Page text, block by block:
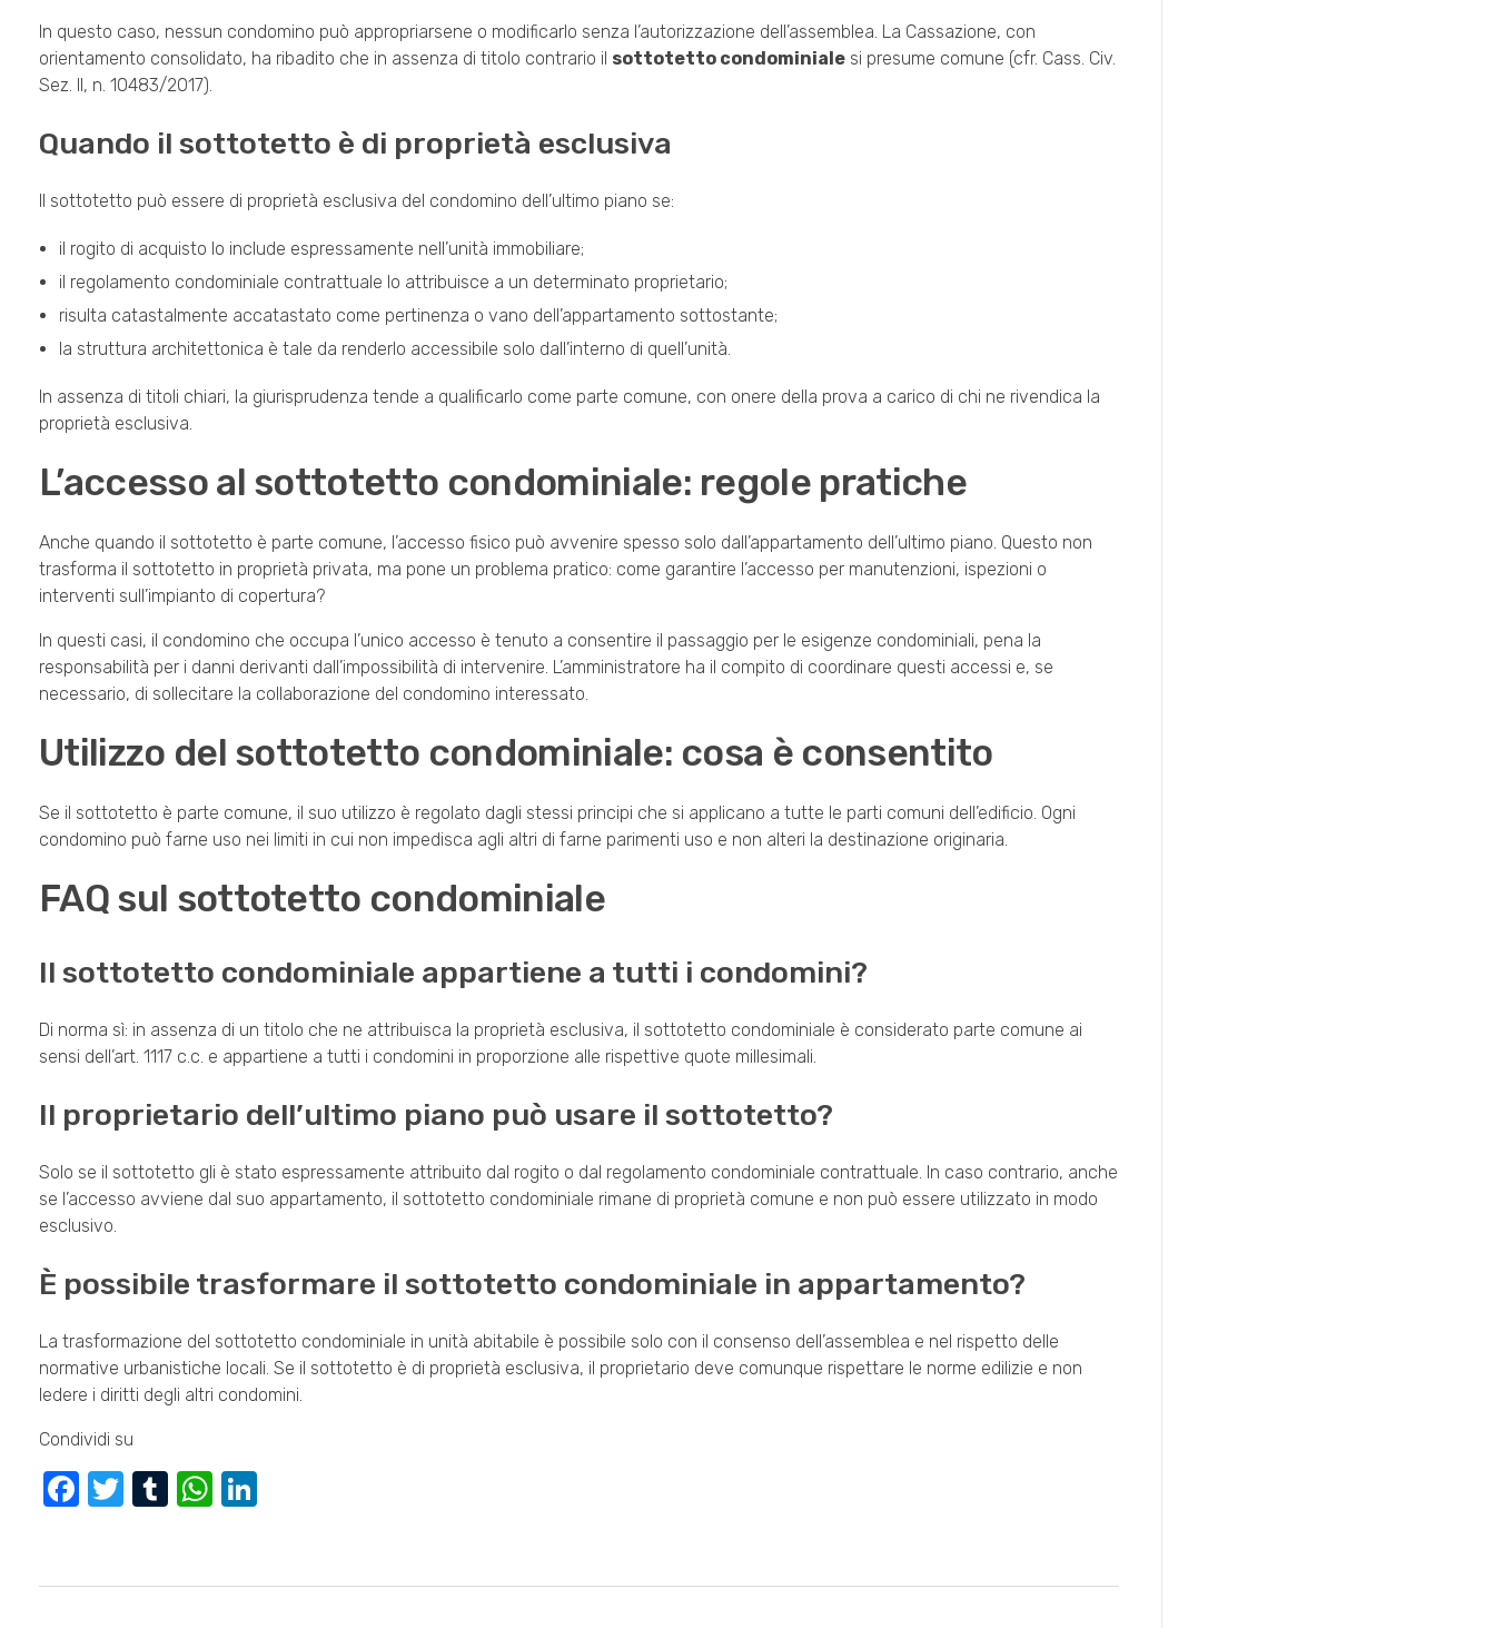
In questo caso, nessun condomino può appropriarsene o modificarlo senza l’autorizzazione dell’assemblea. La Cassazione, con
orientamento consolidato, ha ribadito che in assenza di titolo contrario il sottotetto condominiale si presume comune (cfr. Cass. Civ.
Sez. II, n. 10483/2017).
Quando il sottotetto è di proprietà esclusiva
Il sottotetto può essere di proprietà esclusiva del condomino dell’ultimo piano se:
il rogito di acquisto lo include espressamente nell’unità immobiliare;
il regolamento condominiale contrattuale lo attribuisce a un determinato proprietario;
risulta catastalmente accatastato come pertinenza o vano dell’appartamento sottostante;
la struttura architettonica è tale da renderlo accessibile solo dall’interno di quell’unità.
In assenza di titoli chiari, la giurisprudenza tende a qualificarlo come parte comune, con onere della prova a carico di chi ne rivendica la
proprietà esclusiva.
L’accesso al sottotetto condominiale: regole pratiche
Anche quando il sottotetto è parte comune, l’accesso fisico può avvenire spesso solo dall’appartamento dell’ultimo piano. Questo non
trasforma il sottotetto in proprietà privata, ma pone un problema pratico: come garantire l’accesso per manutenzioni, ispezioni o
interventi sull’impianto di copertura?
In questi casi, il condomino che occupa l’unico accesso è tenuto a consentire il passaggio per le esigenze condominiali, pena la
responsabilità per i danni derivanti dall’impossibilità di intervenire. L’amministratore ha il compito di coordinare questi accessi e, se
necessario, di sollecitare la collaborazione del condomino interessato.
Utilizzo del sottotetto condominiale: cosa è consentito
Se il sottotetto è parte comune, il suo utilizzo è regolato dagli stessi principi che si applicano a tutte le parti comuni dell’edificio. Ogni
condomino può farne uso nei limiti in cui non impedisca agli altri di farne parimenti uso e non alteri la destinazione originaria.
FAQ sul sottotetto condominiale
Il sottotetto condominiale appartiene a tutti i condomini?
Di norma sì: in assenza di un titolo che ne attribuisca la proprietà esclusiva, il sottotetto condominiale è considerato parte comune ai
sensi dell’art. 1117 c.c. e appartiene a tutti i condomini in proporzione alle rispettive quote millesimali.
Il proprietario dell’ultimo piano può usare il sottotetto?
Solo se il sottotetto gli è stato espressamente attribuito dal rogito o dal regolamento condominiale contrattuale. In caso contrario, anche
se l’accesso avviene dal suo appartamento, il sottotetto condominiale rimane di proprietà comune e non può essere utilizzato in modo
esclusivo.
È possibile trasformare il sottotetto condominiale in appartamento?
La trasformazione del sottotetto condominiale in unità abitabile è possibile solo con il consenso dell’assemblea e nel rispetto delle
normative urbanistiche locali. Se il sottotetto è di proprietà esclusiva, il proprietario deve comunque rispettare le norme edilizie e non
ledere i diritti degli altri condomini.
Condividi su
F
e
T
er
T
bl
W
s
e